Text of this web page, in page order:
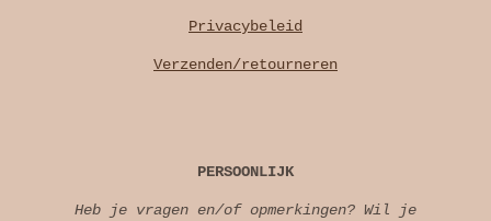
Privacybeleid
Verzenden/retourneren
PERSOONLIJK
Heb je vragen en/of opmerkingen? Wil je